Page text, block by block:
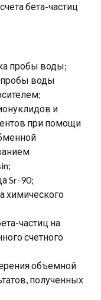
бета-частиц
пробы воды;
пробы воды
и
при помощи
Sr-90;
химического
частиц на
счетного
объемной
полученных